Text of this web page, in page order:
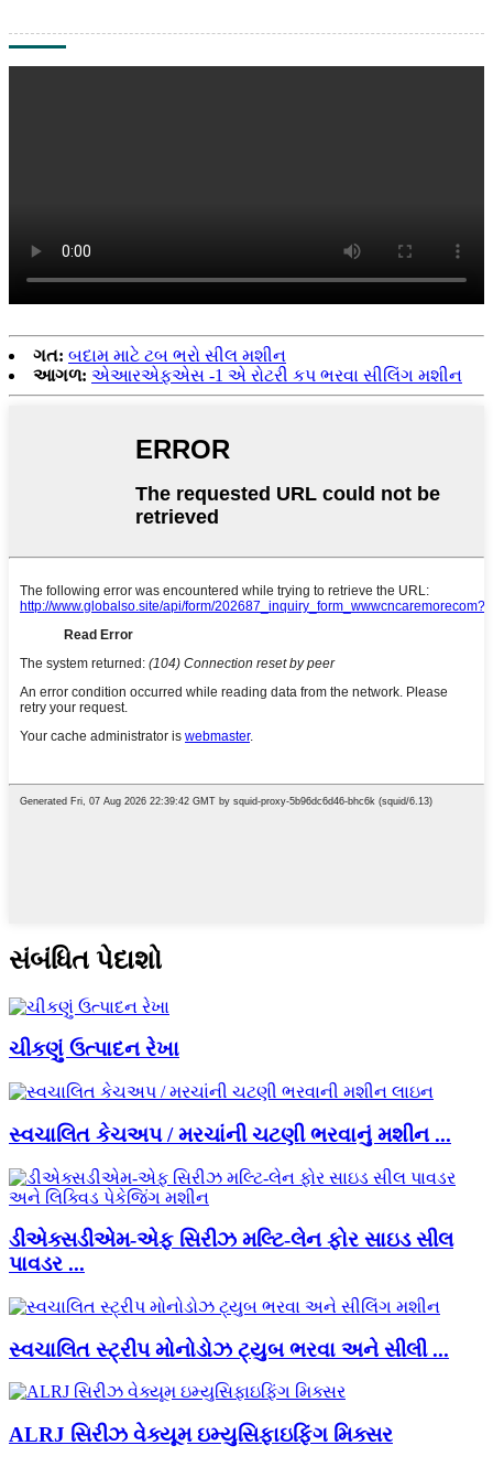
ગત: બદામ માટે ટબ ભરો સીલ મશીન
આગળ: એઆરએફએસ -1 એ રોટરી કપ ભરવા સીલિંગ મશીન
સંબંધિત પેદાશો
ચીકણું ઉત્પાદન રેખા
સ્વચાલિત કેચઅપ / મરચાંની ચટણી ભરવાનું મશીન ...
ડીએક્સડીએમ-એફ સિરીઝ મલ્ટિ-લેન ફોર સાઇડ સીલ
પાવડર ...
સ્વચાલિત સ્ટ્રીપ મોનોડોઝ ટ્યુબ ભરવા અને સીલી ...
ALRJ સિરીઝ વેક્યૂમ ઇમ્યુસિફાઇફિંગ મિક્સર